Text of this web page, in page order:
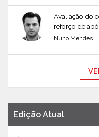
Avaliação do
reforço de
Nuno Mendes
Edição Atual